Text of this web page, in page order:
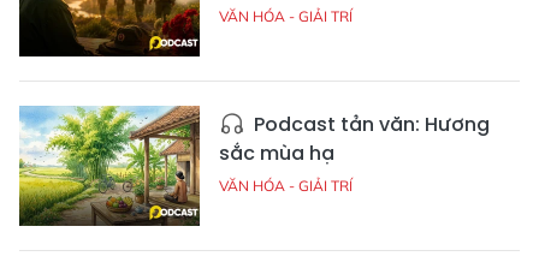
VĂN HÓA - GIẢI TRÍ
Podcast tản văn: Hương
sắc mùa hạ
VĂN HÓA - GIẢI TRÍ